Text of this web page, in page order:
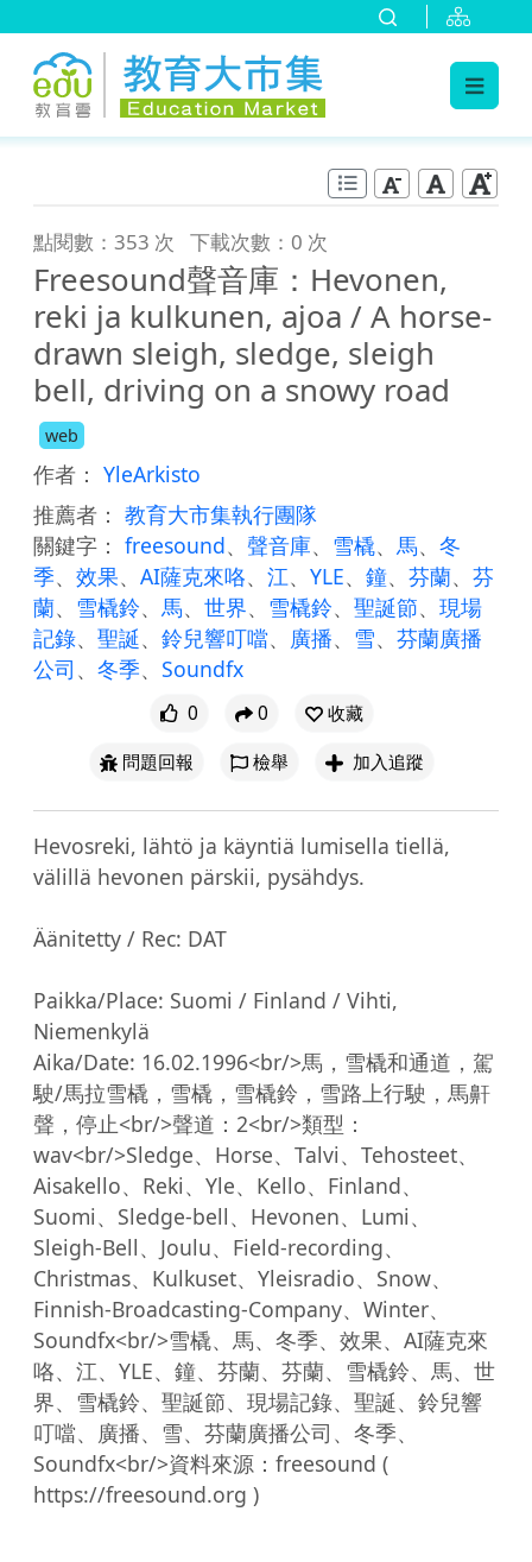
點閱數：353 次 下載次數：0 次
Freesound聲音庫：Hevonen,
reki ja kulkunen, ajoa / A horse-
drawn sleigh, sledge, sleigh
bell, driving on a snowy road
web
作者： YleArkisto
推薦者： 教育大市集執行團隊
關鍵字： freesound、 聲音庫、 雪橇、 馬、 冬
季、 效果、 AI薩克來咯、 江、 YLE、 鐘、 芬蘭、 芬
蘭、 雪橇鈴、 馬、 世界、 雪橇鈴、 聖誕節、 現場
記錄、 聖誕、 鈴兒響叮噹、 廣播、 雪、 芬蘭廣播
公司 、 冬季、 Soundfx
0 0
收藏
問題回報
檢舉 加入追蹤
Hevosreki, lähtö ja käyntiä lumisella tiellä,
välillä hevonen pärskii, pysähdys.
Äänitetty / Rec: DAT
Paikka/Place: Suomi / Finland / Vihti,
Niemenkylä
Aika/Date: 16.02.1996<br/>馬，雪橇和通道，駕
駛/馬拉雪橇，雪橇，雪橇鈴，雪路上行駛，馬鼾
聲，停止<br/>聲道：2<br/>類型：
wav<br/>Sledge、Horse、Talvi、Tehosteet、
Aisakello、Reki、Yle、Kello、Finland、
Suomi、Sledge-bell、Hevonen、Lumi、
Sleigh-Bell、Joulu、Field-recording、
Christmas、Kulkuset、Yleisradio、Snow、
Finnish-Broadcasting-Company、Winter、
Soundfx<br/>雪橇、馬、冬季、效果、AI薩克來
咯、江、YLE、鐘、芬蘭、芬蘭、雪橇鈴、馬、世
界、雪橇鈴、聖誕節、現場記錄、聖誕、鈴兒響
叮噹、廣播、雪、芬蘭廣播公司、冬季、
Soundfx<br/>資料來源：freesound (